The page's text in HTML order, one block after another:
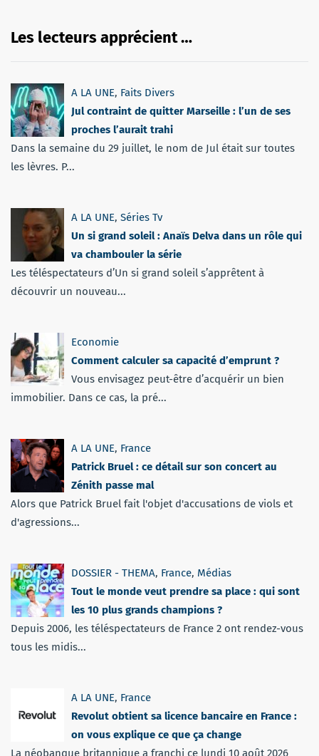
Les lecteurs apprécient …
A LA UNE, Faits Divers
Jul contraint de quitter Marseille : l’un de ses
proches l’aurait trahi
Dans la semaine du 29 juillet, le nom de Jul était sur toutes
les lèvres. P...
A LA UNE, Séries Tv
Un si grand soleil : Anaïs Delva dans un rôle qui
va chambouler la série
Les téléspectateurs d’Un si grand soleil s’apprêtent à
découvrir un nouveau...
Economie
Comment calculer sa capacité d’emprunt ?
Vous envisagez peut-être d’acquérir un bien
immobilier. Dans ce cas, la pré...
A LA UNE, France
Patrick Bruel : ce détail sur son concert au
Zénith passe mal
Alors que Patrick Bruel fait l'objet d'accusations de viols et
d'agressions...
DOSSIER - THEMA, France, Médias
Tout le monde veut prendre sa place : qui sont
les 10 plus grands champions ?
Depuis 2006, les téléspectateurs de France 2 ont rendez-vous
tous les midis...
A LA UNE, France
Revolut obtient sa licence bancaire en France :
on vous explique ce que ça change
La néobanque britannique a franchi ce lundi 10 août 2026